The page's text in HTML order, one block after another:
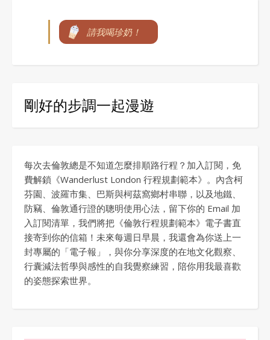
請我喝珍奶！
剛好的步調一起漫遊
每次去倫敦總是不知道怎麼排順路行程？加入訂閱，免
費解鎖《Wanderlust London 行程規劃範本》。內含柯
芬園、波羅市集、巴斯與柯茲窩鄉村串聯，以及地鐵、
防竊、倫敦通行證的聰明使用心法，留下你的 Email 加
入訂閱清單，我們將把《倫敦行程規劃範本》電子書直
接寄到你的信箱！未來每週日早晨，我還會為你送上一
封專屬的「電子報」，與你分享深度的在地文化觀察、
行囊減法哲學與感性的自我覺察練習，陪你用我最喜歡
的姿態探索世界。